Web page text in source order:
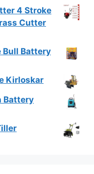
4 Stroke
Cutter
Bull Battery
Kirloskar
Battery